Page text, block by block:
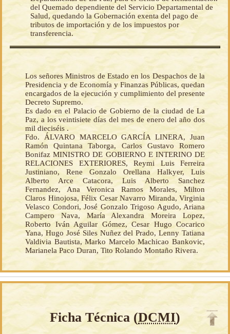
del Quemado dependiente del Servicio Departamental de
Salud, quedando la Gobernación exenta del pago de
tributos de importación y de los impuestos por
transferencia.
Los señores Ministros de Estado en los Despachos de la
Presidencia y de Economía y Finanzas Públicas, quedan
encargados de la ejecución y cumplimiento del presente
Decreto Supremo.
Es dado en el Palacio de Gobierno de la ciudad de La
Paz, a los veintisiete días del mes de enero del año dos
mil dieciséis .
Fdo. ÁLVARO MARCELO GARCÍA LINERA, Juan
Ramón Quintana Taborga, Carlos Gustavo Romero
Bonifaz MINISTRO DE GOBIERNO E INTERINO DE
RELACIONES EXTERIORES, Reymi Luis Ferreira
Justiniano, Rene Gonzalo Orellana Halkyer, Luis
Alberto Arce Catacora, Luis Alberto Sanchez
Fernandez, Ana Veronica Ramos Morales, Milton
Claros Hinojosa, Félix Cesar Navarro Miranda, Virginia
Velasco Condori, José Gonzalo Trigoso Agudo, Ariana
Campero Nava, María Alexandra Moreira Lopez,
Roberto Iván Aguilar Gómez, Cesar Hugo Cocarico
Yana, Hugo José Siles Nuñez del Prado, Lenny Tatiana
Valdivia Bautista, Marko Marcelo Machicao Bankovic,
Marianela Paco Duran, Tito Rolando Montaño Rivera.
Ficha Técnica (DCMI)